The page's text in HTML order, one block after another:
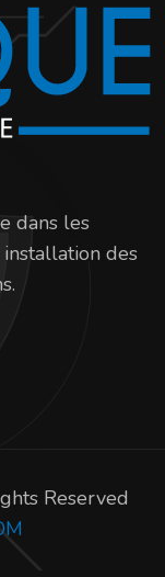
dans les
des
Reserved